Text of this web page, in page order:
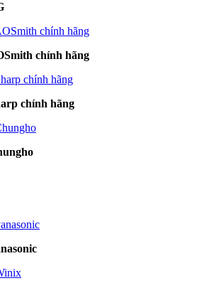
chính hãng
chính hãng